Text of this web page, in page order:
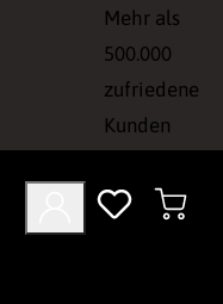
Mehr als
500.000
zufriedene
Kunden